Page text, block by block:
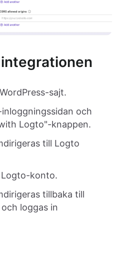
sajt.
och
Logto"-knappen.
till Logto
konto.
tillbaka till
loggas in